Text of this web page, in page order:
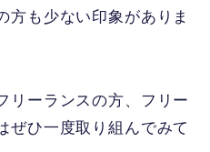
方も少ない印象がありま
リーランスの方、フリー
ぜひ一度取り組んでみて